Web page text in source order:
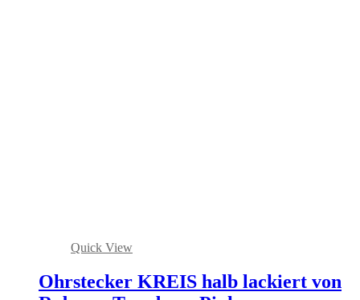
Quick View
Ohrstecker KREIS halb lackiert von